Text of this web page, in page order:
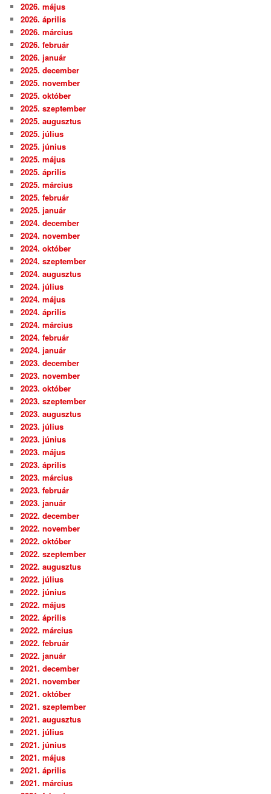
2026. május
2026. április
2026. március
2026. február
2026. január
2025. december
2025. november
2025. október
2025. szeptember
2025. augusztus
2025. július
2025. június
2025. május
2025. április
2025. március
2025. február
2025. január
2024. december
2024. november
2024. október
2024. szeptember
2024. augusztus
2024. július
2024. május
2024. április
2024. március
2024. február
2024. január
2023. december
2023. november
2023. október
2023. szeptember
2023. augusztus
2023. július
2023. június
2023. május
2023. április
2023. március
2023. február
2023. január
2022. december
2022. november
2022. október
2022. szeptember
2022. augusztus
2022. július
2022. június
2022. május
2022. április
2022. március
2022. február
2022. január
2021. december
2021. november
2021. október
2021. szeptember
2021. augusztus
2021. július
2021. június
2021. május
2021. április
2021. március